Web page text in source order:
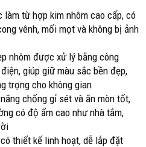
từ hợp kim nhôm cao cấp, có
vênh, mối mọt và không bị ảnh
nhôm được xử lý bằng công
giúp giữ màu sắc bền đẹp,
trọng cho không gian
chống gỉ sét và ăn mòn tốt,
có độ ẩm cao như nhà tắm,
thiết kế linh hoạt, dễ lắp đặt